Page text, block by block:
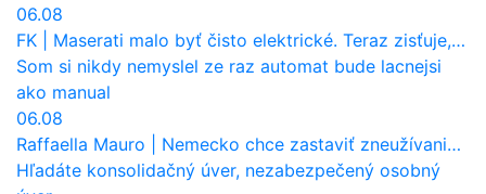
06.08
FK
Maserati malo byť čisto elektrické. Teraz zisťuje, že potrebuje nový osemvalcový motor
Som si nikdy nemyslel ze raz automat bude lacnejsi
ako manual
06.08
Raffaella Mauro
Nemecko chce zastaviť zneužívanie dotácií na elektromobily. Pritvrdí pravidlá
Hľadáte konsolidačný úver, nezabezpečený osobný